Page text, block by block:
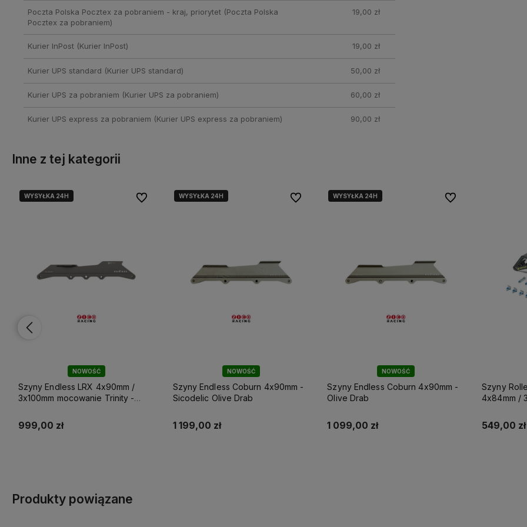
Poczta Polska Pocztex za pobraniem - kraj, priorytet(Poczta Polska
Pocztex za pobraniem)
19,00 zł
Kurier InPost(Kurier InPost) 19,00 zł
Kurier UPS standard (Kurier UPS standard) 50,00 zł
Kurier UPS za pobraniem (Kurier UPS za pobraniem) 60,00 zł
Kurier UPS express za pobraniem (Kurier UPS express za pobraniem) 90,00 zł
Inne z tej kategorii
NOWOŚĆ
WYSYŁKA 24H
Szyny Endless LRX 4x90mm /
3x100mm mocowanie Trinity -
999,00 zł
Do ulubionych
Do ulubionych
NOWOŚĆ
WYSYŁKA 24H
Szyny Endless Coburn 4x90mm -
Sicodelic Olive Drab
1 199,00 zł
Do ulubionych
Do ulubionych
NOWOŚĆ
WYSYŁKA 24H
Szyny Endless Coburn 4x90mm -
Olive Drab
1 099,00 zł
Do ulubionych
Do ulubionych
Szyny
4x84mm /
549,00 zł
Produkty powiązane